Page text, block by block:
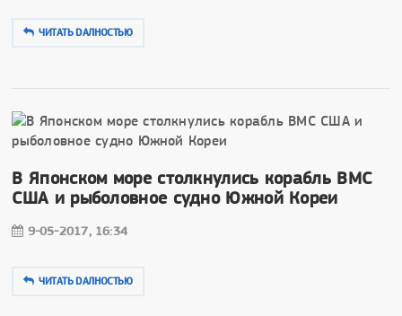
ЧИТАТЬ DAЛНОСТЬЮ
В Японском море столкнулись корабль ВМС
США и рыболовное судно Южной Кореи
9-05-2017, 16:34
ЧИТАТЬ DAЛНОСТЬЮ